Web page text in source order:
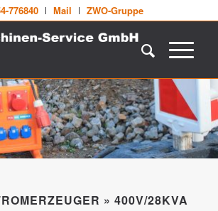
776840 Mail ZWO-Gruppe
» 400V/28KVA